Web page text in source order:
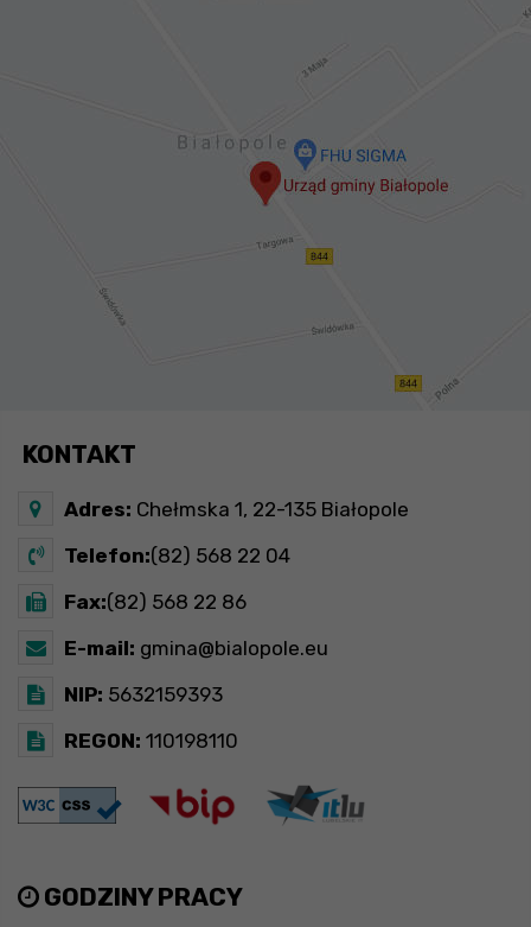
KONTAKT
Adres: Chełmska 1, 22-135 Białopole
Telefon:(82) 568 22 04
Fax:(82) 568 22 86
E-mail: gmina@bialopole.eu
NIP: 5632159393
REGON: 110198110
GODZINY PRACY